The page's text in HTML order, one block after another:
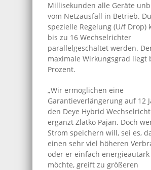
Millisekunden alle Geräte
vom Netzausfall in Betrieb.
spezielle Regelung (U/f Drop)
bis zu 16 Wechselrichter
parallelgeschaltet werden.
maximale Wirkungsgrad liegt
Prozent.
„Wir ermöglichen eine
Garantieverlängerung auf 12
den Deye Hybrid
ergänzt Zlatko Pajan. Doch
Strom speichern will, sei es,
einen sehr viel höheren
oder er einfach energieautark
möchte, greift zu größeren